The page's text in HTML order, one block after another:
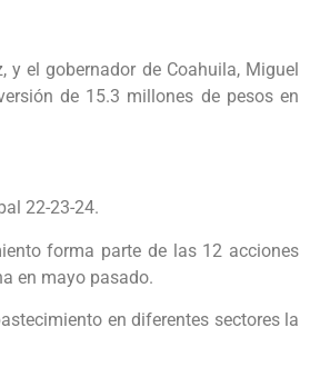
y el gobernador de Coahuila, Miguel
de 15.3 millones de pesos en
22-23-24.
forma parte de las 12 acciones
en mayo pasado.
en diferentes sectores la